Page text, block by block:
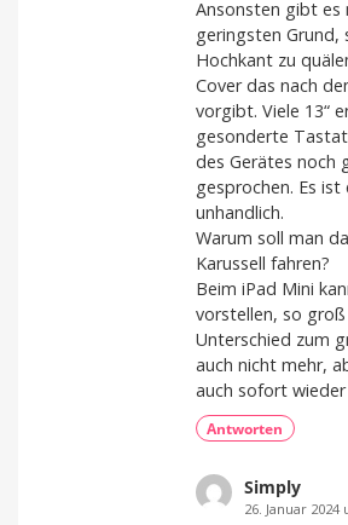
Ansonsten gibt es
geringsten Grund,
Hochkant zu
Cover das nach
vorgibt. Viele 13“
gesonderte
des Gerätes noch
gesprochen. Es ist
unhandlich.
Warum soll man
Karussell fahren?
Beim iPad Mini
vorstellen, so
Unterschied zum
auch nicht mehr,
auch sofort wieder
Antworten
Simply
26. Januar 2024